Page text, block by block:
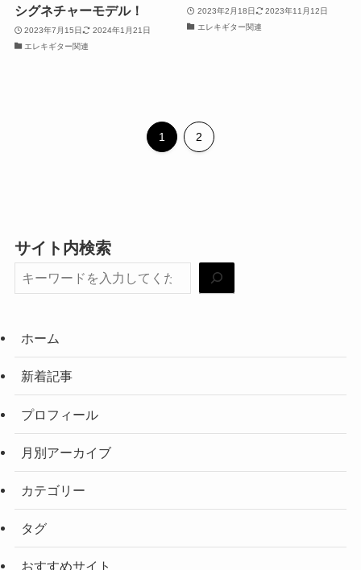
シグネチャーモデル！
2023年7月15日
2024年1月21日
エレキギター関連
2023年2月18日
2023年11月12日
エレキギター関連
1 2
サイト内検索
ホーム
新着記事
プロフィール
月別アーカイブ
カテゴリー
タグ
おすすめサイト